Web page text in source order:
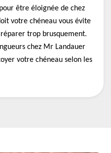
être éloignée de chez
votre chéneau vous évite
trop brusquement.
chez Mr Landauer
votre chéneau selon les